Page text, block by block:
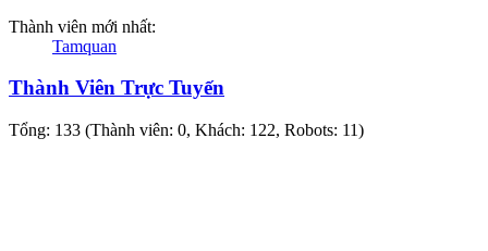
Thành viên mới nhất:
Tamquan
Thành Viên Trực Tuyến
Tổng: 133 (Thành viên: 0, Khách: 122, Robots: 11)